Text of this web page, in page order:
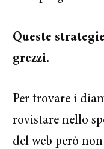
Queste
grezzi.
Per trovare i
rovistare nello
del web però